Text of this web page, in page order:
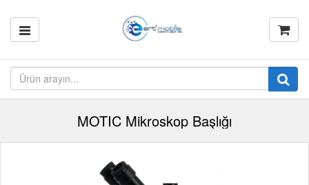
MOTIC Mikroskop Başlığı